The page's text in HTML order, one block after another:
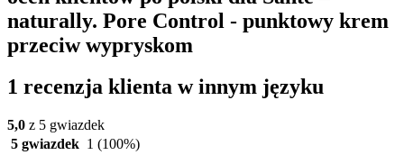
naturally. Pore Control - punktowy krem
przeciw wypryskom
1 recenzja klienta w innym języku
5,0 z 5 gwiazdek
5 gwiazdek 1 (100%)